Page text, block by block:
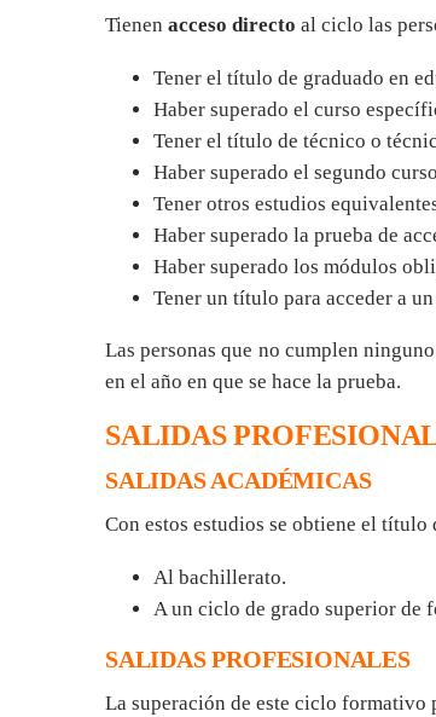
Tienen acceso directo al ciclo las
Tener el título de graduado en
Haber superado el curso
Tener el título de técnico o
Haber superado el segundo
Tener otros estudios
Haber superado la prueba de
Haber superado los módulos
Tener un título para acceder a
Las personas que no cumplen
en el año en que se hace la prueba.
SALIDAS
SALIDAS ACADÉMICAS
Con estos estudios se obtiene el título
Al bachillerato.
A un ciclo de grado superior de
SALIDAS PROFESIONALES
La superación de este ciclo formativo